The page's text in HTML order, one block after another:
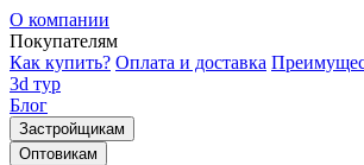
О компании
Покупателям
Как купить? Оплата и доставка
3d тур
Блог
Застройщикам
Оптовикам